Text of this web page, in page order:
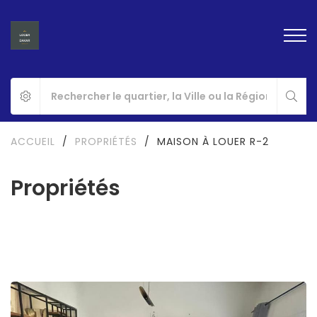
Propriétés
ACCUEIL / PROPRIÉTÉS / MAISON À LOUER R-2